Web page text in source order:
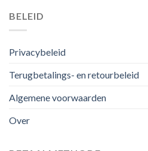
BELEID
Privacybeleid
Terugbetalings- en retourbeleid
Algemene voorwaarden
Over